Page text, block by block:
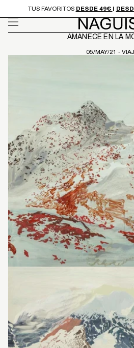
directamente
al contenido
TUS FAVORITOSDESDE 49€|
AMANECE EN LA
05/MAY/21 -